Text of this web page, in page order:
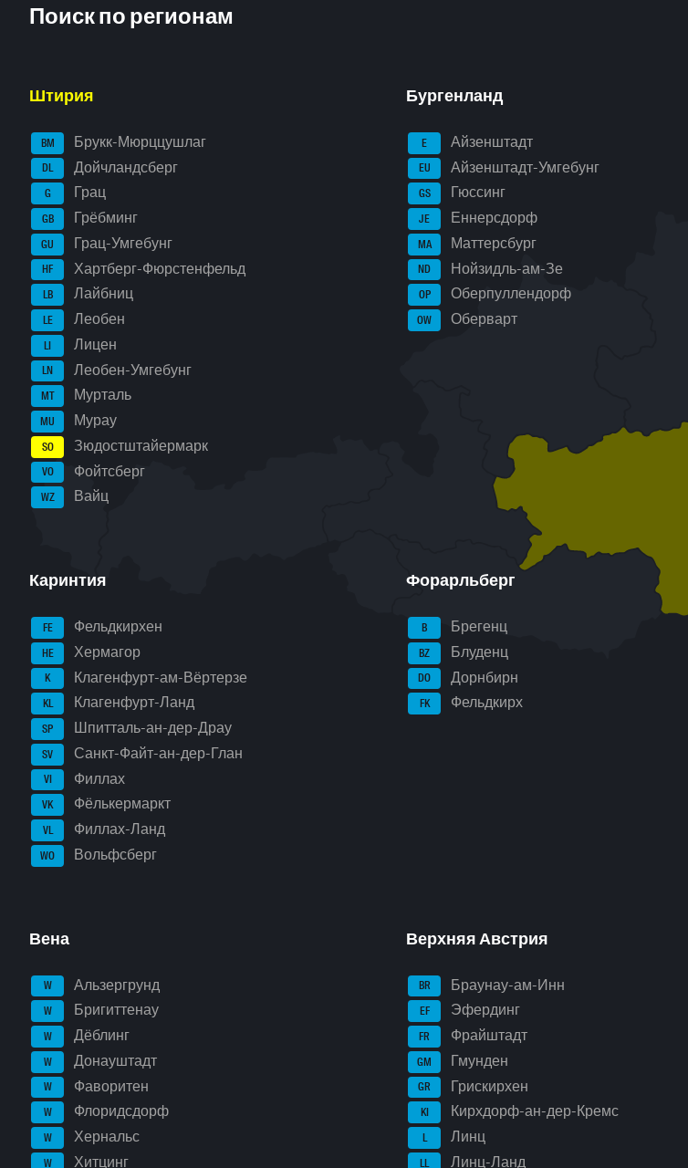
Поиск по регионам
Штирия
BM Брукк-Мюрццушлаг
DL Дойчландсберг
G Грац
GB Грёбминг
GU Грац-Умгебунг
HF Хартберг-Фюрстенфельд
LB Лайбниц
LE Леобен
LI Лицен
LN Леобен-Умгебунг
MT Мурталь
MU Мурау
SO Зюдостштайермарк
VO Фойтсберг
WZ Вайц
Бургенланд
E Айзенштадт
EU Айзенштадт-Умгебунг
GS Гюссинг
JE Еннерсдорф
MA Маттерсбург
ND Нойзидль-ам-Зе
OP Оберпуллендорф
OW Оберварт
Каринтия
FE Фельдкирхен
HE Хермагор
K Клагенфурт-ам-Вёртерзе
KL Клагенфурт-Ланд
SP Шпитталь-ан-дер-Драу
SV Санкт-Файт-ан-дер-Глан
VI Филлах
VK Фёлькермаркт
VL Филлах-Ланд
WO Вольфсберг
Форарльберг
B Брегенц
BZ Блуденц
DO Дорнбирн
FK Фельдкирх
Вена
W Альзергрунд
W Бригиттенау
W Дёблинг
W Донауштадт
W Фаворитен
W Флоридсдорф
W Хернальс
W Хитцинг
Верхняя Австрия
BR Браунау-ам-Инн
EF Эфердинг
FR Фрайштадт
GM Гмунден
GR Грискирхен
KI Кирхдорф-ан-дер-Кремс
L Линц
LL Линц-Ланд